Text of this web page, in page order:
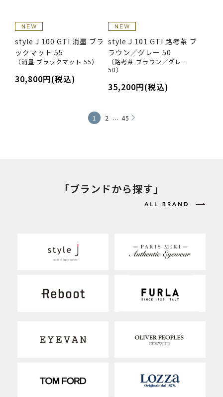
style J 100 GTI 消墨 ブラ
ックマット 55
（消墨 ブラックマット 55）
30,800円(税込)
style J 101 GTI 路考茶 ブ
ラウン／グレー 50
（路考茶 ブラウン／グレー
50）
35,200円(税込)
1 2 ... 45
「ブランドから探す」